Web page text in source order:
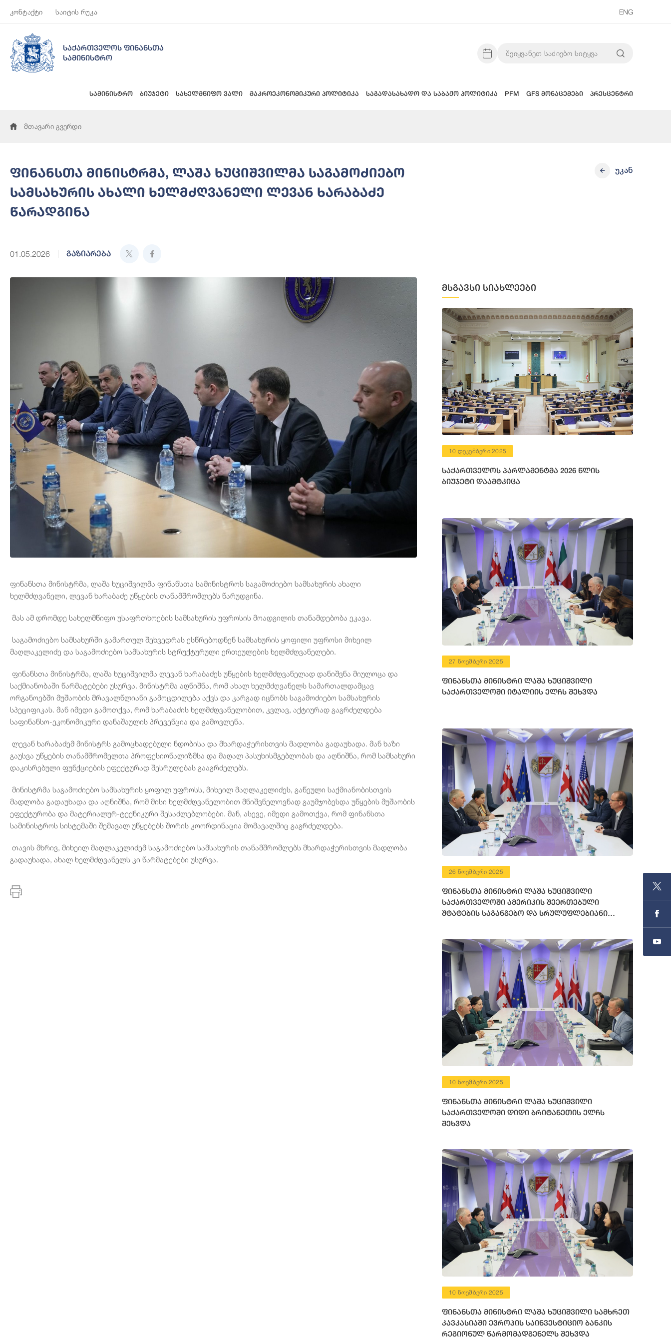
კონტაქტი საიტის რუკა ENG
საქართველოს ფინანსთა
სამინისტრო
სამინისტრო ბიუჯეტი სახელმწიფო ვალი მაკროეკონომიკური პოლიტიკა საგადასახადო და საბაჟო პოლიტიკა PFM GFS მონაცემები პრესცენტრი
მთავარი გვერდი
ფინანსთა მინისტრმა, ლაშა ხუციშვილმა საგამოძიებო
სამსახურის ახალი ხელმძღვანელი ლევან ხარაბაძე
წარადგინა
01.05.2026 გაზიარება
უკან
ფინანსთა მინისტრმა, ლაშა ხუციშვილმა ფინანსთა სამინისტროს საგამოძიებო სამსახურის ახალი
ხელმძღვანელი, ლევან ხარაბაძე უწყების თანამშრომლებს წარუდგინა.
მას ამ დრომდე სახელმწიფო უსაფრთხოების სამსახურის უფროსის მოადგილის თანამდებობა ეკავა.
საგამოძიებო სამსახურში გამართულ შეხვედრას ესწრებოდნენ სამსახურის ყოფილი უფროსი მიხეილ
მაღლაკელიძე და საგამოძიებო სამსახურის სტრუქტურული ერთეულების ხელმძღვანელები.
ფინანსთა მინისტრმა, ლაშა ხუციშვილმა ლევან ხარაბაძეს უწყების ხელმძღვანელად დანიშვნა მიულოცა და
საქმიანობაში წარმატებები უსურვა. მინისტრმა აღნიშნა, რომ ახალ ხელმძღვანელს სამართალდამცავ
ორგანოებში მუშაობის მრავალწლიანი გამოცდილება აქვს და კარგად იცნობს საგამოძიებო სამსახურის
სპეციფიკას. მან იმედი გამოთქვა, რომ ხარაბაძის ხელმძღვანელობით, კვლავ, აქტიურად გაგრძელდება
საფინანსო-ეკონომიკური დანაშაულის პრევენცია და გამოვლენა.
ლევან ხარაბაძემ მინისტრს გამოცხადებული ნდობისა და მხარდაჭერისთვის მადლობა გადაუხადა. მან ხაზი
გაუსვა უწყების თანამშრომელთა პროფესიონალიზმსა და მაღალ პასუხისმგებლობას და აღნიშნა, რომ სამსახური
დაკისრებული ფუნქციების ეფექტურად შესრულებას გააგრძელებს.
მინისტრმა საგამოძიებო სამსახურის ყოფილ უფროსს, მიხეილ მაღლაკელიძეს, გაწეული საქმიანობისთვის
მადლობა გადაუხადა და აღნიშნა, რომ მისი ხელმძღვანელობით მნიშვნელოვნად გაუმჯობესდა უწყების მუშაობის
ეფექტურობა და მატერიალურ-ტექნიკური შესაძლებლობები. მან, ასევე, იმედი გამოთქვა, რომ ფინანსთა
სამინისტროს სისტემაში შემავალ უწყებებს შორის კოორდინაცია მომავალშიც გაგრძელდება.
თავის მხრივ, მიხეილ მაღლაკელიძემ საგამოძიებო სამსახურის თანამშრომლებს მხარდაჭერისთვის მადლობა
გადაუხადა, ახალ ხელმძღვანელს კი წარმატებები უსურვა.
მსგავსი სიახლეები
10 დეკემბერი 2025
საქართველოს პარლამენტმა 2026 წლის
ბიუჯეტი დაამტკიცა
27 ნოემბერი 2025
ფინანსთა მინისტრი ლაშა ხუციშვილი
საქართველოში იტალიის ელჩს შეხვდა
26 ნოემბერი 2025
ფინანსთა მინისტრი ლაშა ხუციშვილი
საქართველოში ამერიკის შეერთებული
შტატების საგანგებო და სრულუფლებიანი
10 ნოემბერი 2025
ფინანსთა მინისტრი ლაშა ხუციშვილი
საქართველოში დიდი ბრიტანეთის ელჩს
შეხვდა
10 ნოემბერი 2025
ფინანსთა მინისტრი ლაშა ხუციშვილი სამხრეთ
კავკასიაში ევროპის საინვესტიციო ბანკის
რეგიონულ წარმომადგენელს შეხვდა